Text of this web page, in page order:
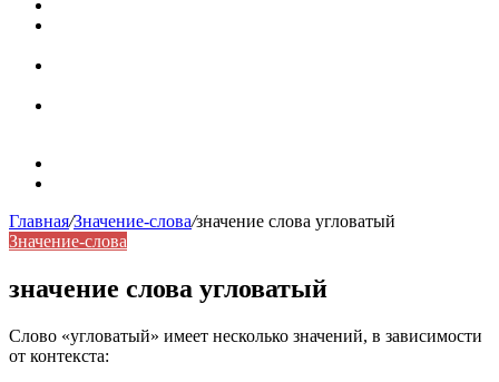
Главная/Значение-слова/значение слова угловатый
Значение-слова
значение слова угловатый
Слово «угловатый» имеет несколько значений, в зависимости
от контекста: